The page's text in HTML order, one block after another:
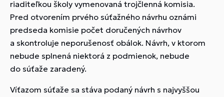
riaditeľkou školy vymenovaná trojčlenná komisia.
Pred otvorením prvého súťažného návrhu oznámi
predseda komisie počet doručených návrhov
a skontroluje neporušenosť obálok. Návrh, v ktorom
nebude splnená niektorá z podmienok, nebude
do súťaže zaradený.
Víťazom súťaže sa stáva podaný návrh s najvyššou